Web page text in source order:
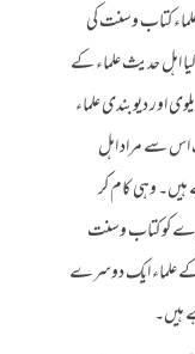
کتاب وسنت کی
اہل حدیث علماء کے
اور دیوبندی علماء
اس سے مراد اہل
ہیں۔ وہی کام کر
کو کتاب وسنت
کے علماء ایک دوسرے
ہیں۔